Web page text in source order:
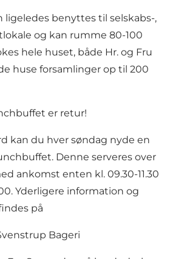
ligeledes benyttes til selskabs-,
og kan rumme 80-100
hele huset, både Hr. og Fru
huse forsamlinger op til 200
er retur!
kan du hver søndag nyde en
Denne serveres over
ankomst enten kl. 09.30-11.30
Yderligere information og
på
Bageri